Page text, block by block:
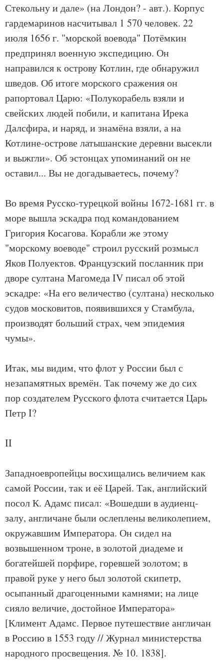
Стекольну и дале» (на Лондон? - авт.). Корпус
гардемаринов насчитывал 1 570 человек. 22
июля 1656 г. "морской воевода" Потёмкин
предпринял военную экспедицию. Он
направился к острову Котлин, где обнаружил
шведов. Об итоге морского сражения он
рапортовал Царю: «Полукорабель взяли и
свейских людей побили, и капитана Ирека
Далсфира, и наряд, и знамёна взяли, а на
Котлине-острове латышанские деревни высекли
и выжгли». Об эстонцах упоминаний он не
оставил... Вы не догадываетесь, почему?
Во время Русско-турецкой войны 1672-1681 гг. в
море вышла эскадра под командованием
Григория Косагова. Корабли же этому
"морскому воеводе" строил русский розмысл
Яков Полуектов. Французский посланник при
дворе султана Магомеда IV писал об этой
эскадре: «На его величество (султана) несколько
судов московитов, появившихся у Стамбула,
производят больший страх, чем эпидемия
чумы».
Итак, мы видим, что флот у России был с
незапамятных времён. Так почему же до сих
пор создателем Русского флота считается Царь
Петр I?
II
Западноевропейцы восхищались величием как
самой России, так и её Царей. Так, английский
посол К. Адамс писал: «Вошедши в аудиенц-
залу, англичане были ослеплены великолепием,
окружавшим Императора. Он сидел на
возвышенном троне, в золотой диадеме и
богатейшей порфире, горевшей золотом; в
правой руке у него был золотой скипетр,
осыпанный драгоценными камнями; на лице
сияло величие, достойное Императора»
[Климент Адамс. Первое путешествие англичан
в Россию в 1553 году // Журнал министерства
народного просвещения. № 10. 1838].